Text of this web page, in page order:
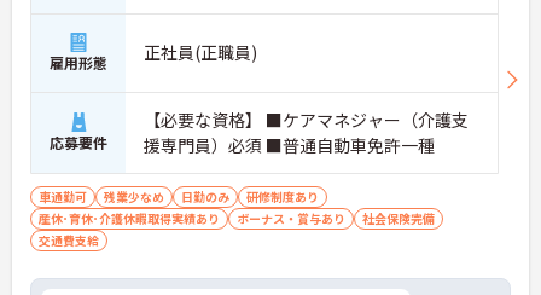
雇用形態 正社員(正職員)
応募要件
【必要な資格】 ■ケアマネジャー（介護支
援専門員）必須 ■普通自動車免許一種
車通勤可 残業少なめ 日勤のみ
研修制度あり
産休･育休･介護休暇取得実績あり
ボーナス・賞与あり
社会保険完備
交通費支給